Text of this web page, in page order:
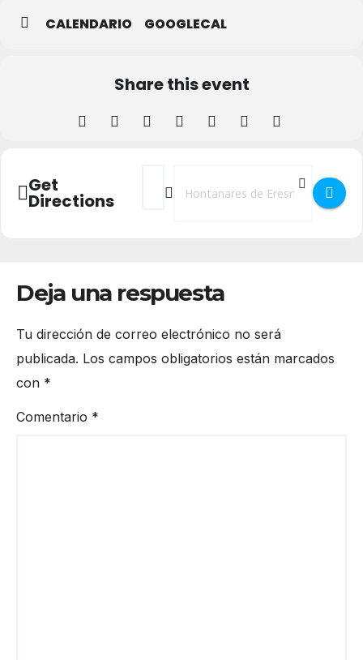
CALENDARIO GOOGLECAL
Share this event
Get
Directions
Address - Hamburguesada Popular en
Destination Address -
Deja una respuesta
Tu dirección de correo electrónico no será
publicada. Los campos obligatorios están marcados
con *
Comentario *